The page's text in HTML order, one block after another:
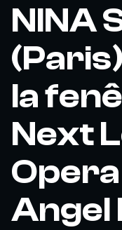
NINA
la
Next
Opera
Angel